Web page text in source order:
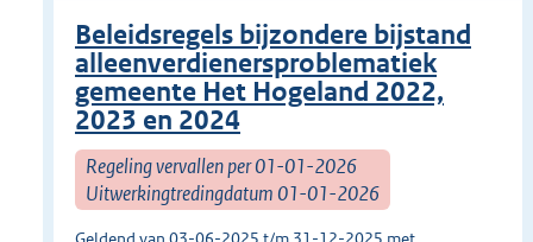
Beleidsregels bijzondere bijstand
alleenverdienersproblematiek
gemeente Het Hogeland 2022,
2023 en 2024
Regeling vervallen per 01-01-2026
Uitwerkingtredingdatum 01-01-2026